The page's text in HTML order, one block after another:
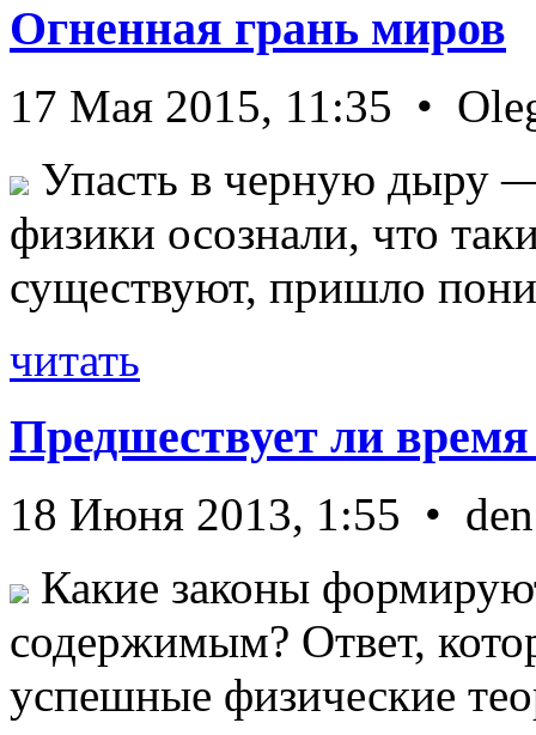
Огненная грань миров
17 Мая 2015, 11:35 •
Упасть в черную дыру
физики осознали, что
существуют, пришло
читать
Предшествует ли
18 Июня 2013, 1:55 • den
Какие законы
содержимым? Ответ,
успешные физические